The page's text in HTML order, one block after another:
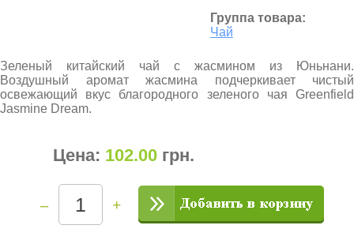
Группа товара:
Чай
Зеленый китайский чай с жасмином из Юньнани.
Воздушный аромат жасмина подчеркивает чистый
освежающий вкус благородного зеленого чая Greenfield
Jasmine Dream.
Цена: 102.00 грн.
– +